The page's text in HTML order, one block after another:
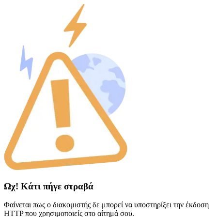
Ωχ! Κάτι πήγε στραβά
Φαίνεται πως ο διακομιστής δε μπορεί να υποστηρίξει την έκδοση
HTTP που χρησιμοποιείς στο αίτημά σου.